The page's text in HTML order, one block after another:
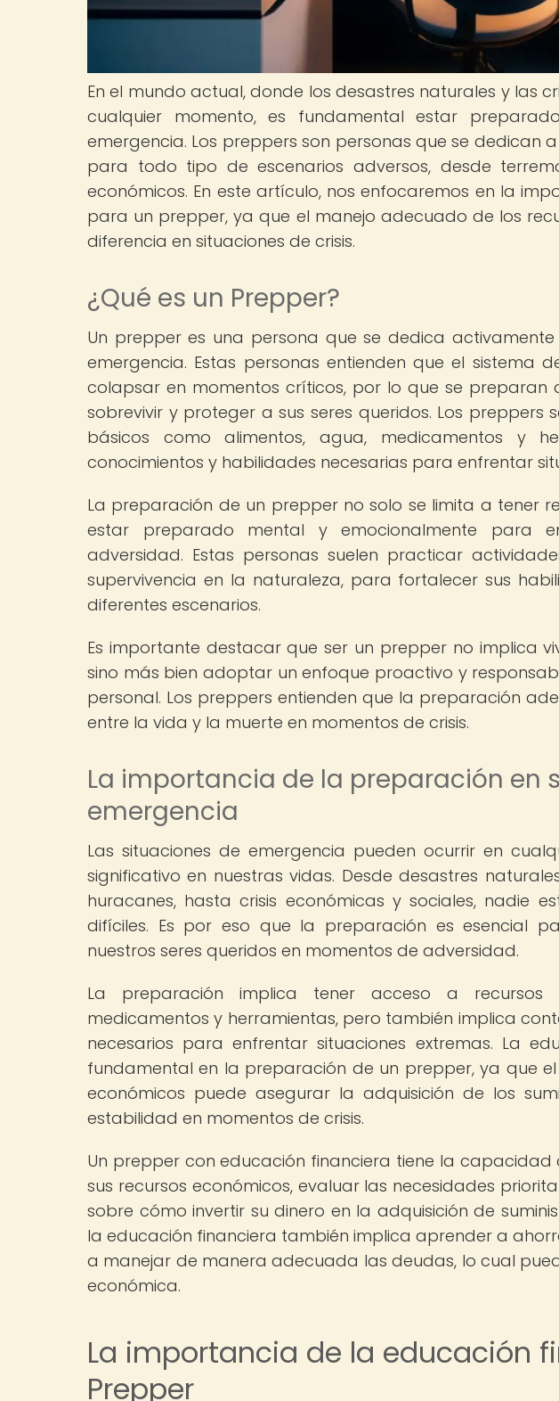
En el mundo actual, donde los desastres naturales y las
cualquier momento, es fundamental estar
emergencia. Los preppers son personas que se
para todo tipo de escenarios adversos, desde
económicos. En este artículo, nos enfocaremos en la
para un prepper, ya que el manejo adecuado de los
diferencia en situaciones de crisis.
¿Qué es un Prepper?
Un prepper es una persona que se dedica
emergencia. Estas personas entienden que el sistema
colapsar en momentos críticos, por lo que se
sobrevivir y proteger a sus seres queridos. Los preppers
básicos como alimentos, agua, medicamentos y
conocimientos y habilidades necesarias para enfrentar
La preparación de un prepper no solo se limita a tener
estar preparado mental y emocionalmente para
adversidad. Estas personas suelen practicar
supervivencia en la naturaleza, para fortalecer sus
diferentes escenarios.
Es importante destacar que ser un prepper no implica
sino más bien adoptar un enfoque proactivo y
personal. Los preppers entienden que la preparación
entre la vida y la muerte en momentos de crisis.
La importancia de la preparación en
emergencia
Las situaciones de emergencia pueden ocurrir en
significativo en nuestras vidas. Desde desastres
huracanes, hasta crisis económicas y sociales, nadie
difíciles. Es por eso que la preparación es esencial
nuestros seres queridos en momentos de adversidad.
La preparación implica tener acceso a recursos
medicamentos y herramientas, pero también implica
necesarios para enfrentar situaciones extremas. La
fundamental en la preparación de un prepper, ya que
económicos puede asegurar la adquisición de los
estabilidad en momentos de crisis.
Un prepper con educación financiera tiene la
sus recursos económicos, evaluar las necesidades
sobre cómo invertir su dinero en la adquisición de
la educación financiera también implica aprender a
a manejar de manera adecuada las deudas, lo cual
económica.
La importancia de la educación
Prepper